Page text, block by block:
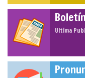
Boletín
Ultima